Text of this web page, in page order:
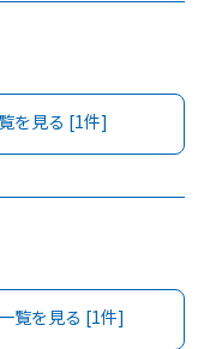
を見る [1件]
覧を見る [1件]